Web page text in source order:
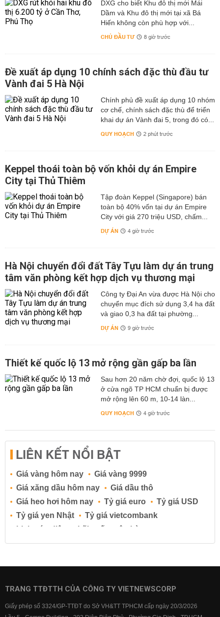
DXG cho biết Khu đô thị mới Mái
Dầm và Khu đô thị mới tại xã Bá
Hiến không còn phù hợp với...
CHỦ ĐẦU TƯ 8 giờ trước
Đề xuất áp dụng 10 chính sách đặc thù đầu tư
Vành đai 5 Hà Nội
Chính phủ đề xuất áp dụng 10 nhóm
cơ chế, chính sách đặc thù để triển
khai dự án Vành đai 5, trong đó có...
QUY HOẠCH 2 phút trước
Keppel thoái toàn bộ vốn khỏi dự án Empire
City tại Thủ Thiêm
Tập đoàn Keppel (Singapore) bán
toàn bộ 40% vốn tại dự án Empire
City với giá 270 triệu USD, chấm...
DỰ ÁN 4 giờ trước
Hà Nội chuyển đổi đất Tây Tựu làm dự án trung
tâm văn phòng kết hợp dịch vụ thương mại
Công ty Đại An vừa được Hà Nội cho
chuyển mục đích sử dụng 3,4 ha đất
và giao 0,3 ha đất tại phường...
DỰ ÁN 9 giờ trước
Thiết kế quốc lộ 13 mở rộng gần gấp ba lần
Sau hơn 20 năm chờ đợi, quốc lộ 13
ở cửa ngõ TP HCM chuẩn bị được
mở rộng lên 60 m, 10-14 làn...
QUY HOẠCH 4 giờ trước
LIÊN KẾT NỔI BẬT
Giá vàng hôm nay
Giá vàng 9999
Giá xăng dầu hôm nay
Giá dầu thô
Giá heo hơi hôm nay
Tỷ giá euro
Tỷ giá USD
Tỷ giá yen Nhật
Tỷ giá vietcombank
Lịch cúp điện
Lãi suất ngân hàng
Lãi suất tiết kiệm
Lãi suất tiền gửi
Lãi suất ngân hàng BIDV
Lãi suất ngân hàng Vietcombank
TRANG TTĐTTH CỦA CÔNG TY VIETNEWSCORP
Giấy phép số 3324/GP-TTĐT do Sở VH&TT TPHCM cấp ngày 20/3/2026